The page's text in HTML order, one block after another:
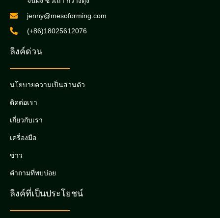
jenny@mesoforming.com
(+86)18025612076
ลิงค์ด่วน
นโยบายความเป็นส่วนตัว
ติดต่อเรา
เกี่ยวกับเรา
เครื่องมือ
ข่าว
คำถามที่พบบ่อย
ลิงค์ที่เป็นประโยชน์